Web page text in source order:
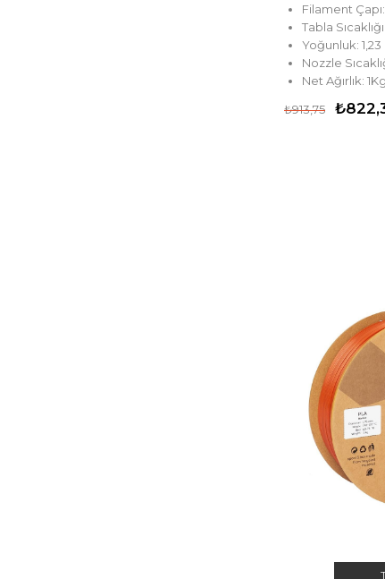
Filament
Tabla
Yoğunluk: 1,23
Nozzle
Net Ağırlık: 1Kg
₺913,75